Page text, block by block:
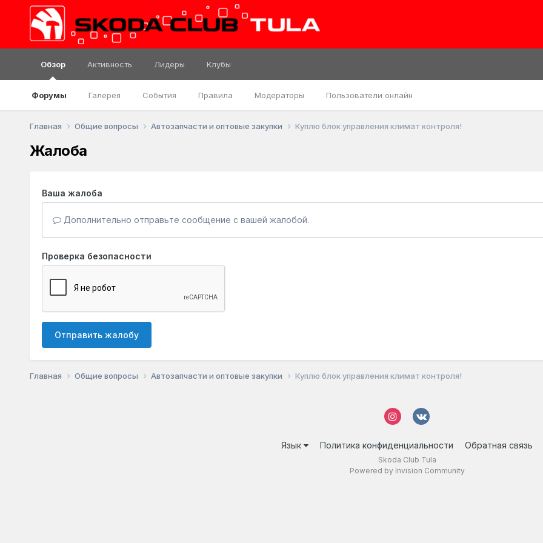
Обзор
Форумы Галерея События Правила Модераторы Пользователи онлайн
Активность Лидеры Клубы
Главная Общие вопросы Автозапчасти и оптовые закупки Куплю блок управления климат контроля!
Жалоба
Ваша жалоба
Дополнительно отправьте сообщение с вашей жалобой.
Проверка безопасности
Отправить жалобу
Главная Общие вопросы Автозапчасти и оптовые закупки Куплю блок управления климат контроля!
Язык Политика конфиденциальности Обратная связь
Skoda Club Tula
Powered by Invision Community